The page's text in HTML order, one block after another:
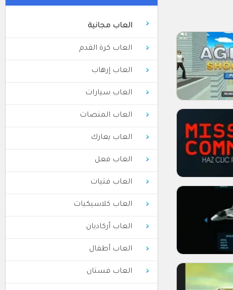
العاب مجانية
العاب كرة القدم
العاب إرهاب
العاب سيارات
العاب المنصات
العاب يعارك
العاب فعل
العاب فتيات
العاب كلاسيكيات
العاب أركاديان
العاب أطفال
العاب فستان